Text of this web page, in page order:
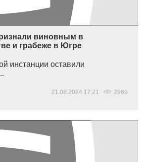
виновным в
и грабеже в Югре
инстанции оставили
21.08.2024 17:21 2969